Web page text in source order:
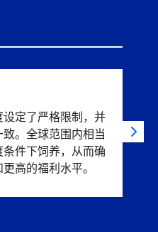
定了严格限制，并
。全球范围内相当
件下饲养，从而确
高的福利水平。
所